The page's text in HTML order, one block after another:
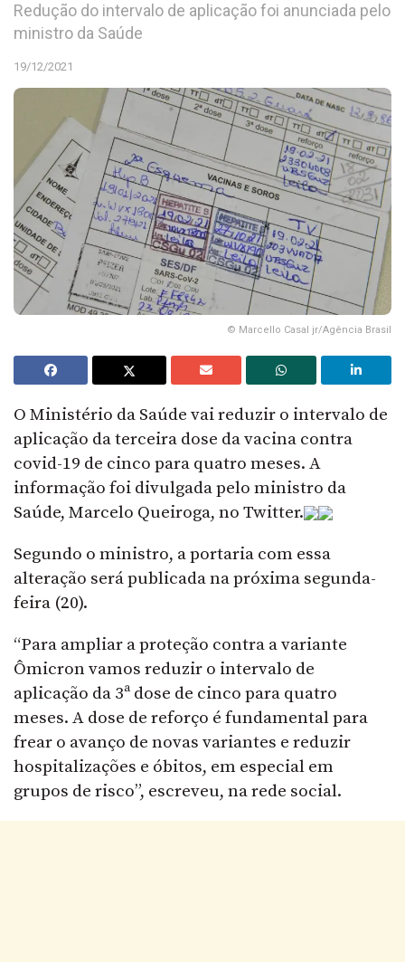
Redução do intervalo de aplicação foi anunciada pelo
ministro da Saúde
19/12/2021
© Marcello Casal jr/Agência Brasil
O Ministério da Saúde vai reduzir o intervalo de
aplicação da terceira dose da vacina contra
covid-19 de cinco para quatro meses. A
informação foi divulgada pelo ministro da
Saúde, Marcelo Queiroga, no Twitter.
Segundo o ministro, a portaria com essa
alteração será publicada na próxima segunda-
feira (20).
“Para ampliar a proteção contra a variante
Ômicron vamos reduzir o intervalo de
aplicação da 3ª dose de cinco para quatro
meses. A dose de reforço é fundamental para
frear o avanço de novas variantes e reduzir
hospitalizações e óbitos, em especial em
grupos de risco”, escreveu, na rede social.